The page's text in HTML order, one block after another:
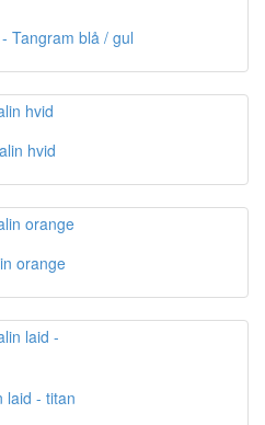
Tangram blå / gul
hvid
orange
laid - titan